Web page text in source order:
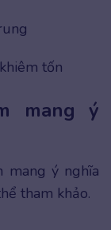
tốn
mang ý
mang ý nghĩa
tham khảo.